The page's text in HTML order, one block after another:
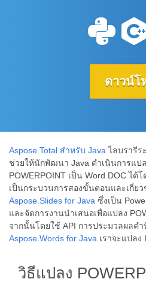
ดาวน์โ
Aspose.Total สำหรับ Java ไลบรารีร
ช่วยให้นักพัฒนา Java ดำเนินการแป
POWERPOINT เป็น Word DOC ได้
เป็นกระบวนการสองขั้นตอนและเกี่ยว
Aspose.Slides for Java ซึ่งเป็น
และจัดการงานนำเสนอเพื่อแปลง
จากนั้นโดยใช้ API การประมวลผล
Aspose.Words for Java เราจะแปลง
วิธีแปลง